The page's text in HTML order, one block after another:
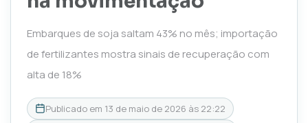
Embarques de soja saltam 43% no mês; importação
de fertilizantes mostra sinais de recuperação com
alta de 18%
Publicado em 13 de maio de 2026 às 22:22